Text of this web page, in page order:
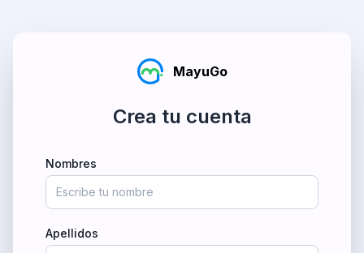
MayuGo
Crea tu cuenta
Nombres
Apellidos